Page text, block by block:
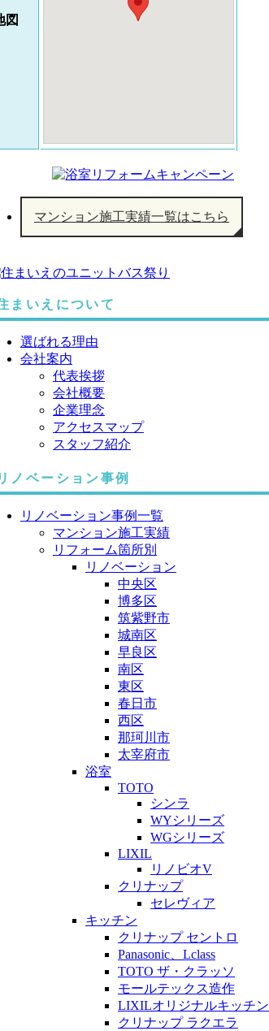
図
マンション施工実績一覧はこちら
まいえについて
選ばれる理由
会社案内
代表挨拶
会社概要
企業理念
アクセスマップ
スタッフ紹介
ノベーション事例
リノベーション事例一覧
マンション施工実績
リフォーム箇所別
リノベーション
中央区
博多区
筑紫野市
城南区
早良区
南区
東区
春日市
西区
那珂川市
太宰府市
浴室
TOTO
シンラ
WYシリーズ
WGシリーズ
LIXIL
リノビオV
クリナップ
セレヴィア
キッチン
クリナップ セントロ
Panasonic、Lclass
TOTO ザ・クラッソ
モールテックス造作
LIXILオリジナルキッチン
クリナップ ラクエラ